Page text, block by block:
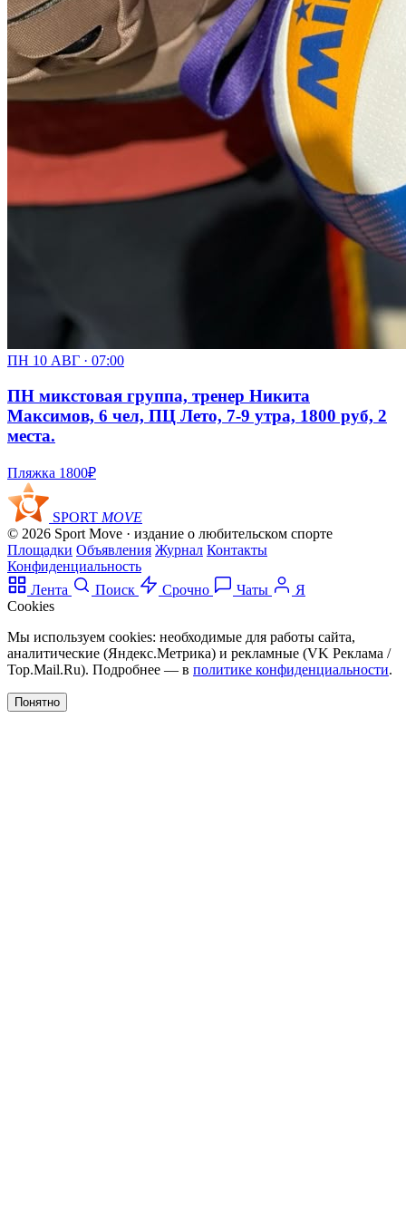
ПН 10 АВГ · 07:00
ПН микстовая группа, тренер Никита
Максимов, 6 чел, ПЦ Лето, 7-9 утра, 1800 руб, 2
места.
Пляжка 1800₽
SPORT MOVE
© 2026 Sport Move · издание о любительском спорте
Площадки Объявления Журнал Контакты
Конфиденциальность
Лента
Поиск Срочно Чаты
Я
Cookies
Мы используем cookies: необходимые для работы сайта,
аналитические (Яндекс.Метрика) и рекламные (VK Реклама /
Top.Mail.Ru). Подробнее — в политике конфиденциальности.
Понятно